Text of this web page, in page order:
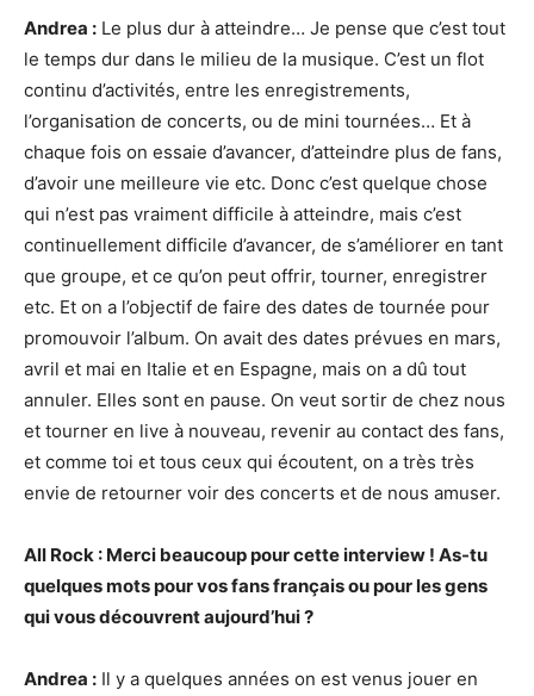
Andrea : Le plus dur à atteindre… Je pense que c’est tout
le temps dur dans le milieu de la musique. C’est un flot
continu d’activités, entre les enregistrements,
l’organisation de concerts, ou de mini tournées… Et à
chaque fois on essaie d’avancer, d’atteindre plus de fans,
d’avoir une meilleure vie etc. Donc c’est quelque chose
qui n’est pas vraiment difficile à atteindre, mais c’est
continuellement difficile d’avancer, de s’améliorer en tant
que groupe, et ce qu’on peut offrir, tourner, enregistrer
etc. Et on a l’objectif de faire des dates de tournée pour
promouvoir l’album. On avait des dates prévues en mars,
avril et mai en Italie et en Espagne, mais on a dû tout
annuler. Elles sont en pause. On veut sortir de chez nous
et tourner en live à nouveau, revenir au contact des fans,
et comme toi et tous ceux qui écoutent, on a très très
envie de retourner voir des concerts et de nous amuser.
All Rock : Merci beaucoup pour cette interview ! As-tu
quelques mots pour vos fans français ou pour les gens
qui vous découvrent aujourd’hui ?
Andrea : Il y a quelques années on est venus jouer en